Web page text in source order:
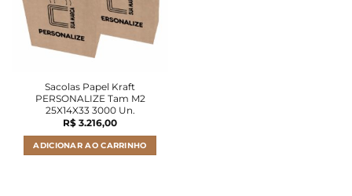
Sacolas Papel Kraft
PERSONALIZE Tam M2
25X14X33 3000 Un.
R$ 3.216,00
ADICIONAR AO CARRINHO